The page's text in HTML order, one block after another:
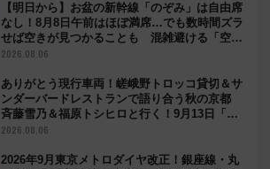
【明日から】お盆の新幹線「のぞみ」は自由席
なし！8月8日午前はほぼ満席…でも数時間ズラ
せば空きが見つかることも 混雑避ける「空
席」探しのコツ
2026.08.06
ありがとう現行車両！嵯峨野トロッコ貸切＆サ
ンダーバードレストランで語り合う秋の京都
斉藤雪乃＆福原トシヒロと行く！9月13日「京
都の鉄道満喫ツアー」開催
2026.08.06
2026年9月東京メトロダイヤ改正！銀座線・丸